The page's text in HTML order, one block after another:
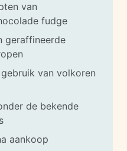
van
fudge
geraffineerde
van volkoren
de bekende
aankoop